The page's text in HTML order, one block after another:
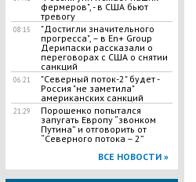
фермеров", - в США бьют
тревогу
08:15
"Достигли значительного
прогресса", – в En+ Group
Дерипаски рассказали о
переговорах с США о снятии
санкций
06:21
"Северный поток-2" будет -
Россия "не заметила"
американских санкций
21:29
Порошенко попытался
запугать Европу “звонком
Путина” и отговорить от
“Северного потока – 2”
ВСЕ НОВОСТИ »